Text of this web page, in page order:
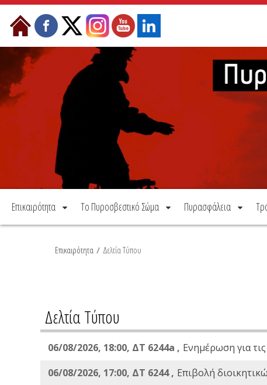
Μετάβαση στο περιεχόμενο
Επικαιρότητα Το Πυροσβεστικό Σώμα Πυρασφάλεια
Επικαιρότητα / Δελτία Τύπου
Δελτία Τύπου
06/08/2026, 18:00, ΔΤ 6244a , Ενημέρωση για
06/08/2026, 17:00, ΔΤ 6244 , Επιβολή